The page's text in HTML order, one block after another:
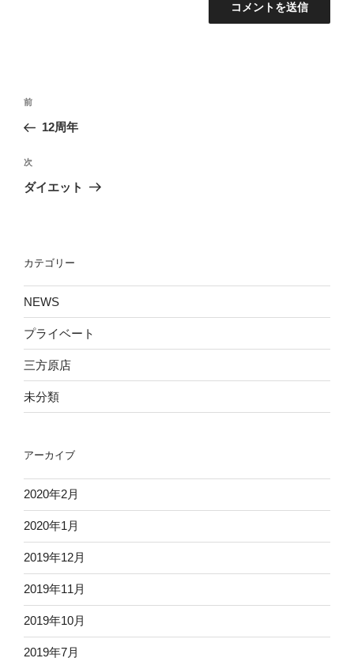
投
ナ
ビ
ゲ
ン
前
の
稿
前
12周年
次
の
次
ダイエット
カテゴリー
NEWS
プライベート
三方原店
未分類
アーカイブ
2020年2月
2020年1月
2019年12月
2019年11月
2019年10月
2019年7月